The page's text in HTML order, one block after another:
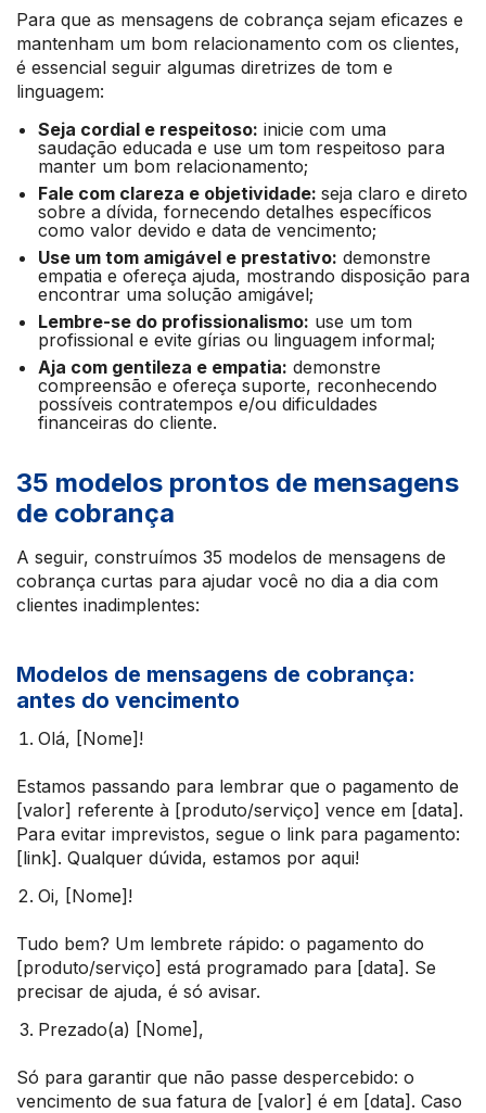
Para que as mensagens de cobrança sejam eficazes e
mantenham um bom relacionamento com os clientes,
é essencial seguir algumas diretrizes de tom e
linguagem:
Seja cordial e respeitoso: inicie com uma
saudação educada e use um tom respeitoso para
manter um bom relacionamento;
Fale com clareza e objetividade: seja claro e direto
sobre a dívida, fornecendo detalhes específicos
como valor devido e data de vencimento;
Use um tom amigável e prestativo: demonstre
empatia e ofereça ajuda, mostrando disposição para
encontrar uma solução amigável;
Lembre-se do profissionalismo: use um tom
profissional e evite gírias ou linguagem informal;
Aja com gentileza e empatia: demonstre
compreensão e ofereça suporte, reconhecendo
possíveis contratempos e/ou dificuldades
financeiras do cliente.
35 modelos prontos de mensagens
de cobrança
A seguir, construímos 35 modelos de mensagens de
cobrança curtas para ajudar você no dia a dia com
clientes inadimplentes:
Modelos de mensagens de cobrança:
antes do vencimento
Olá, [Nome]!
Estamos passando para lembrar que o pagamento de
[valor] referente à [produto/serviço] vence em [data].
Para evitar imprevistos, segue o link para pagamento:
[link]. Qualquer dúvida, estamos por aqui!
Oi, [Nome]!
Tudo bem? Um lembrete rápido: o pagamento do
[produto/serviço] está programado para [data]. Se
precisar de ajuda, é só avisar.
Prezado(a) [Nome],
Só para garantir que não passe despercebido: o
vencimento de sua fatura de [valor] é em [data]. Caso